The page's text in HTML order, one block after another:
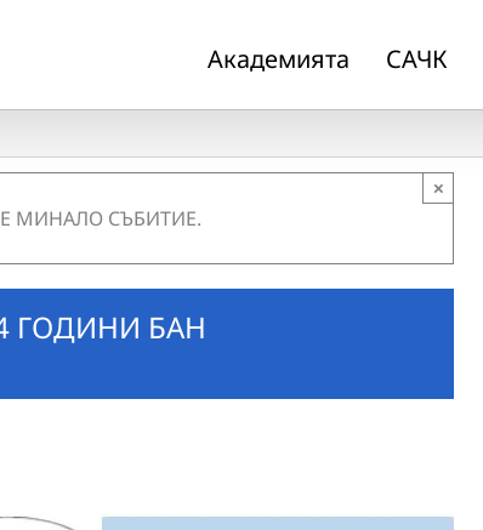
Академията САЧК
МИНАЛО СЪБИТИЕ.
×
ГОДИНИ БАН